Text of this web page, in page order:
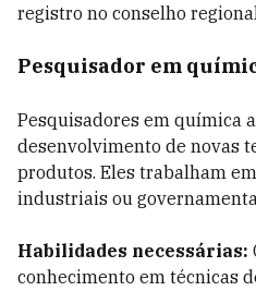
registro no conselho
Pesquisador em
Pesquisadores em química
desenvolvimento de novas
produtos. Eles trabalham
industriais ou
Habilidades necessárias:
conhecimento em técnicas